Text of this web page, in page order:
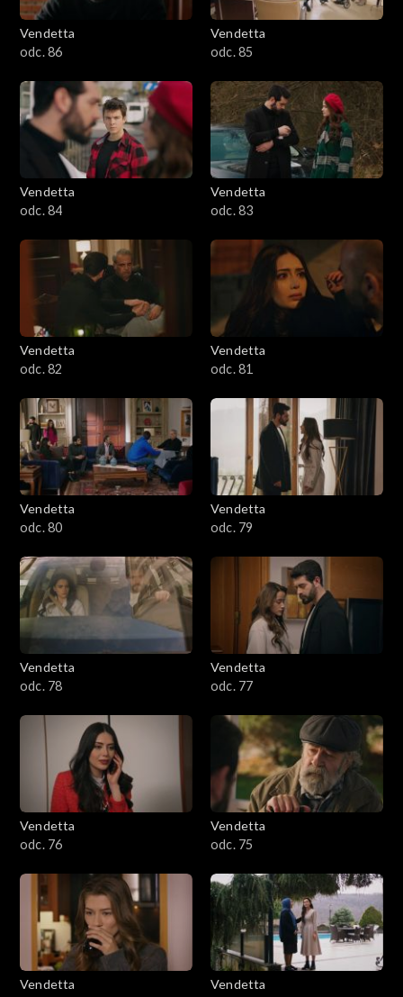
Vendetta
odc. 86
Vendetta
odc. 85
Vendetta
odc. 84
Vendetta
odc. 83
Vendetta
odc. 82
Vendetta
odc. 81
Vendetta
odc. 80
Vendetta
odc. 79
Vendetta
odc. 78
Vendetta
odc. 77
Vendetta
odc. 76
Vendetta
odc. 75
Vendetta
Vendetta